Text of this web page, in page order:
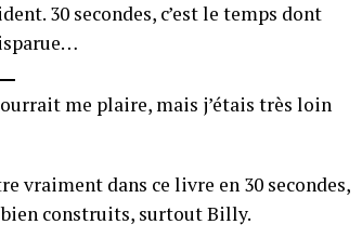
30 secondes, c’est le temps dont
me plaire, mais j’étais très loin
vraiment dans ce livre en 30 secondes,
bien construits, surtout Billy.